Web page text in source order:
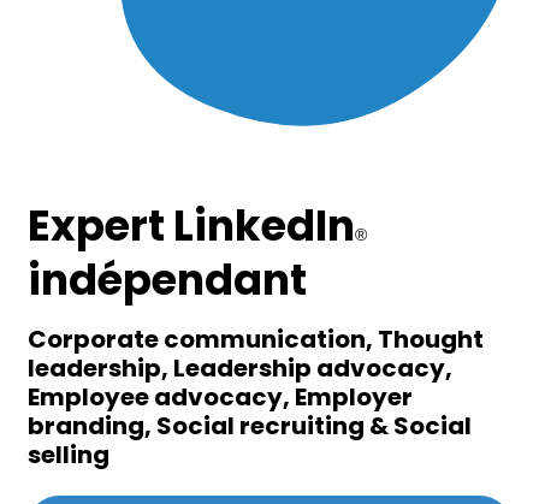
Expert LinkedIn®
indépendant
Corporate communication, Thought
leadership, Leadership advocacy,
Employee advocacy, Employer
branding, Social recruiting & Social
selling